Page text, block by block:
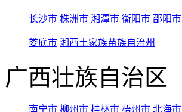
长沙市 株洲市 湘潭市 衡阳市 邵阳市
娄底市 湘西土家族苗族自治州
广西壮族自治区
南宁市 柳州市 桂林市 梧州市 北海市